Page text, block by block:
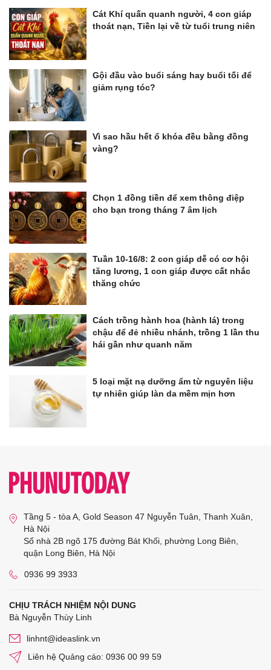
Cát Khí quấn quanh người, 4 con giáp
thoát nạn, Tiền lại về từ tuổi trung niên
Gội đầu vào buổi sáng hay buổi tối để
giảm rụng tóc?
Vì sao hầu hết ổ khóa đều bằng đồng
vàng?
Chọn 1 đồng tiền để xem thông điệp
cho bạn trong tháng 7 âm lịch
Tuần 10-16/8: 2 con giáp dễ có cơ hội
tăng lương, 1 con giáp được cất nhắc
thăng chức
Cách trồng hành hoa (hành lá) trong
chậu để đẻ nhiều nhánh, trồng 1 lần thu
hái gần như quanh năm
5 loại mặt nạ dưỡng ẩm từ nguyên liệu
tự nhiên giúp làn da mềm mịn hơn
Tầng 5 - tòa A, Gold Season 47 Nguyễn Tuân, Thanh Xuân,
Hà Nội
Số nhà 2B ngõ 175 đường Bát Khối, phường Long Biên,
quận Long Biên, Hà Nội
0936 99 3933
CHỊU TRÁCH NHIỆM NỘI DUNG
Bà Nguyễn Thùy Linh
linhnt@ideaslink.vn
Liên hệ Quảng cáo: 0936 00 99 59